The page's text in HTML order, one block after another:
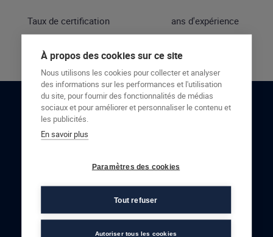
Taux de certification ans d'expérience
RESTONS EN CONTACT
À propos des cookies sur ce site
Nous utilisons les cookies pour collecter et analyser
des informations sur les performances et l'utilisation
du site, pour fournir des fonctionnalités de médias
sociaux et pour améliorer et personnaliser le contenu et
les publicités.
En savoir plus
Paramètres des cookies
Tout refuser
Autoriser tous les cookies